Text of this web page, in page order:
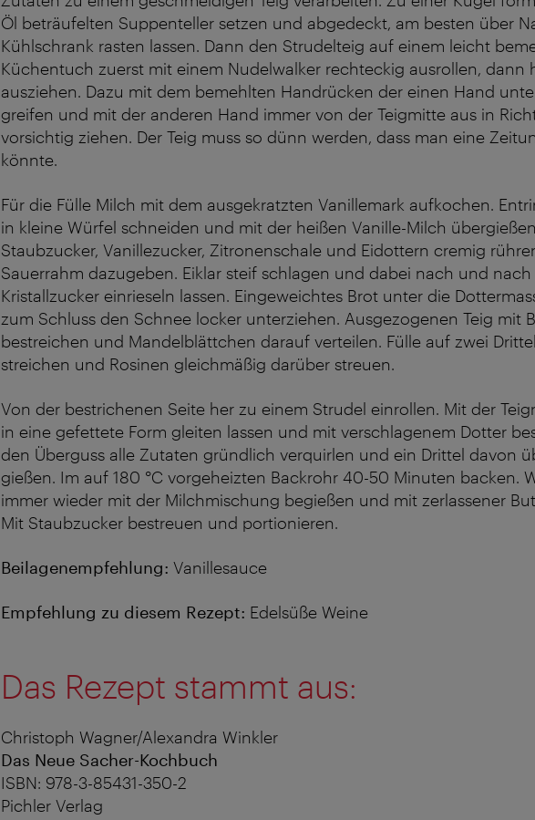
Öl beträufelten Suppenteller setzen und abgedeckt, am besten über
Kühlschrank rasten lassen. Dann den Strudelteig auf einem leicht
Küchentuch zuerst mit einem Nudelwalker rechteckig ausrollen, dann
ausziehen. Dazu mit dem bemehlten Handrücken der einen Hand
greifen und mit der anderen Hand immer von der Teigmitte aus in
vorsichtig ziehen. Der Teig muss so dünn werden, dass man eine
könnte.
Für die Fülle Milch mit dem ausgekratzten Vanillemark aufkochen.
in kleine Würfel schneiden und mit der heißen Vanille-Milch
Staubzucker, Vanillezucker, Zitronenschale und Eidottern cremig
Sauerrahm dazugeben. Eiklar steif schlagen und dabei nach und nach
Kristallzucker einrieseln lassen. Eingeweichtes Brot unter die
zum Schluss den Schnee locker unterziehen. Ausgezogenen Teig mit
bestreichen und Mandelblättchen darauf verteilen. Fülle auf zwei
streichen und Rosinen gleichmäßig darüber streuen.
Von der bestrichenen Seite her zu einem Strudel einrollen. Mit der
in eine gefettete Form gleiten lassen und mit verschlagenem Dotter
den Überguss alle Zutaten gründlich verquirlen und ein Drittel davon
gießen. Im auf 180 °C vorgeheizten Backrohr 40-50 Minuten backen.
immer wieder mit der Milchmischung begießen und mit zerlassener
Mit Staubzucker bestreuen und portionieren.
Beilagenempfehlung: Vanillesauce
Empfehlung zu diesem Rezept: Edelsüße Weine
Das Rezept stammt aus:
Christoph Wagner/Alexandra Winkler
Das Neue Sacher-Kochbuch
ISBN: 978-3-85431-350-2
Pichler Verlag